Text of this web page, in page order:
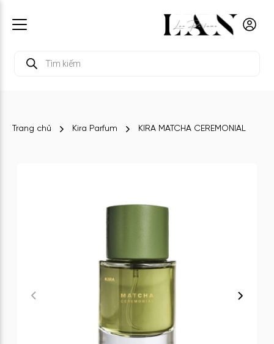
kiếm
Trang chủ Kira Parfum KIRA MATCHA CEREMONIAL